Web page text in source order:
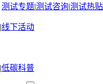
测试专题|测试咨询|测试热贴
|线下活动
|低碳科普